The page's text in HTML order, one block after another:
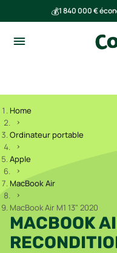
💰1 840 000 €
Home
Ordinateur portable
Apple
MacBook Air
MacBook Air M1 13" 2020
MACBOOK